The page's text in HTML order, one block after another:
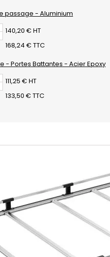
passage - Aluminium
140,20 € HT
168,24 € TTC
- Portes Battantes - Acier Epoxy
111,25 € HT
133,50 € TTC